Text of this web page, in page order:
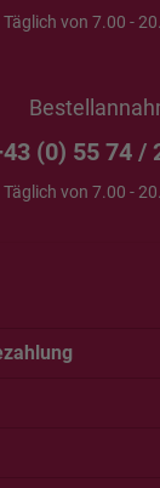
Täglich von 7.00 -
(0) 55 74 /
Täglich von 7.00 -